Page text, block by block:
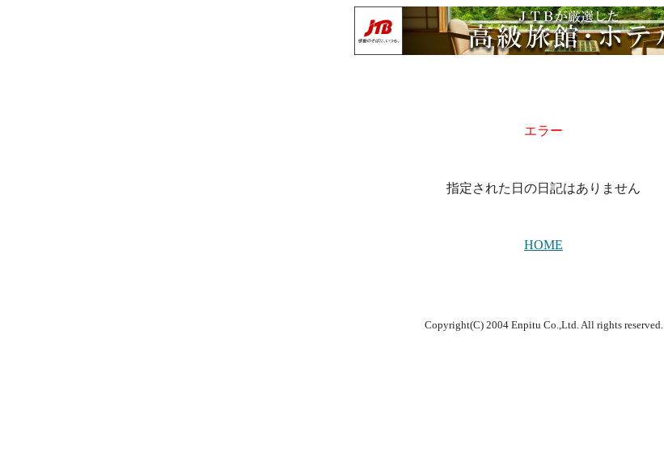
エラー
指定された日の日記はありません
HOME
Copyright(C) 2004 Enpitu Co.,Ltd. All rights reserved.